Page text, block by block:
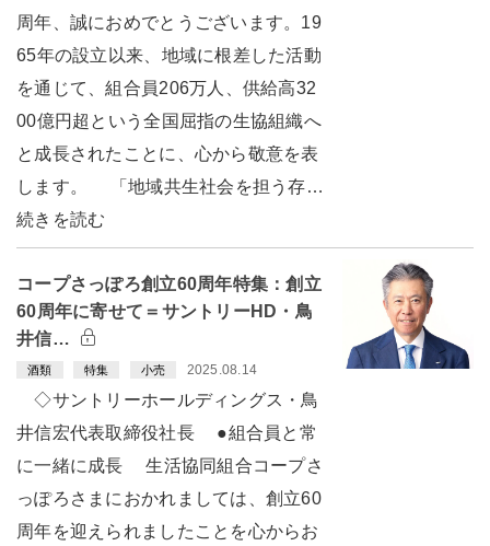
周年、誠におめでとうございます。19
65年の設立以来、地域に根差した活動
を通じて、組合員206万人、供給高32
00億円超という全国屈指の生協組織へ
と成長されたことに、心から敬意を表
します。 「地域共生社会を担う存…
続きを読む
コープさっぽろ創立60周年特集：創立
60周年に寄せて＝サントリーHD・鳥
井信…
酒類 特集 小売 2025.08.14
◇サントリーホールディングス・鳥
井信宏代表取締役社長 ●組合員と常
に一緒に成長 生活協同組合コープさ
っぽろさまにおかれましては、創立60
周年を迎えられましたことを心からお